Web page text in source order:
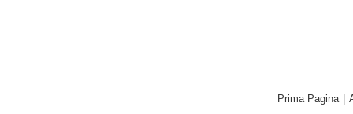
Prima Pagina